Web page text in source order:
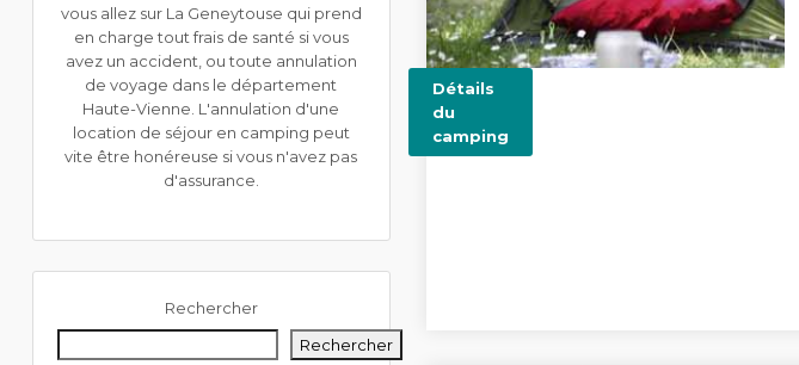
vous allez sur La Geneytouse qui prend
en charge tout frais de santé si vous
avez un accident, ou toute annulation
de voyage dans le département
Haute-Vienne. L'annulation d'une
location de séjour en camping peut
vite être honéreuse si vous n'avez pas
d'assurance.
Rechercher
Rechercher
Détails
du
camping